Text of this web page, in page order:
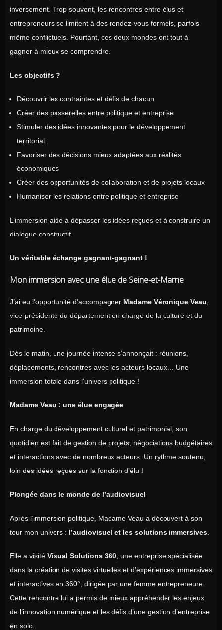
inversement. Trop souvent, les rencontres entre élus et
entrepreneurs se limitent à des rendez-vous formels, parfois
même conflictuels. Pourtant, ces deux mondes ont tout à
gagner à mieux se comprendre.
Les objectifs ?
Découvrir les contraintes et défis de chacun
Créer des passerelles entre politique et entreprise
Stimuler des idées innovantes pour le développement
territorial
Favoriser des décisions mieux adaptées aux réalités
économiques
Créer des opportunités de collaboration et de projets locaux
Humaniser les relations entre politique et entreprise
L’immersion aide à dépasser les idées reçues et à construire un
dialogue constructif.
Un véritable échange gagnant-gagnant !
Mon immersion avec une élue de Seine-et-Marne
J’ai eu l’opportunité d’accompagner Madame Véronique Veau
vice-présidente du département en charge de la culture et du
patrimoine.
Dès le matin, une journée intense s’annonçait : réunions,
déplacements, rencontres avec les acteurs locaux… Une
immersion totale dans l’univers politique !
Madame Veau : une élue engagée
En charge du développement culturel et patrimonial, son
quotidien est fait de gestion de projets, négociations budgétaires
et interactions avec de nombreux acteurs. Un rythme soutenu,
loin des idées reçues sur la fonction d’élu !
Plongée dans le monde de l’audiovisuel
Après l’immersion politique, Madame Veau a découvert à son
tour mon univers : l’audiovisuel et les solutions immersives
Elle a visité Visual Solutions 360 , une entreprise spécialisée
dans la création de visites virtuelles et d’expériences immersives
et interactives en 360°, dirigée par une femme entrepreneure.
Cette rencontre lui a permis de mieux appréhender les enjeux
de l’innovation numérique et les défis d’une gestion d’entreprise
en solo.